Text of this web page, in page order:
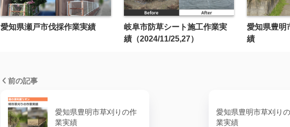
愛知県瀬戸市伐採作業実績
岐阜市防草シート施工作業実
績（2024/11/25,27）
愛知県豊明
績
前の記事
愛知県豊明市草刈りの作
業実績
愛知県豊明市草刈り
業実績